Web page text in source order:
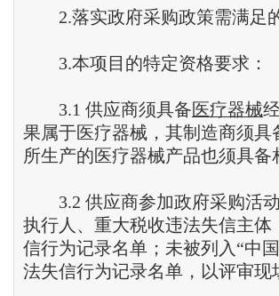
2.落实政府采购政策需满足的
3.本项目的特定资格要求：
3.1 供应商须具备医疗器械
果属于医疗器械，其制造商须
所生产的医疗器械产品也须具备
3.2 供应商参加政府采购活动
执行人、重大税收违法失信主
信行为记录名单；未被列入“中
法失信行为记录名单，以评审现